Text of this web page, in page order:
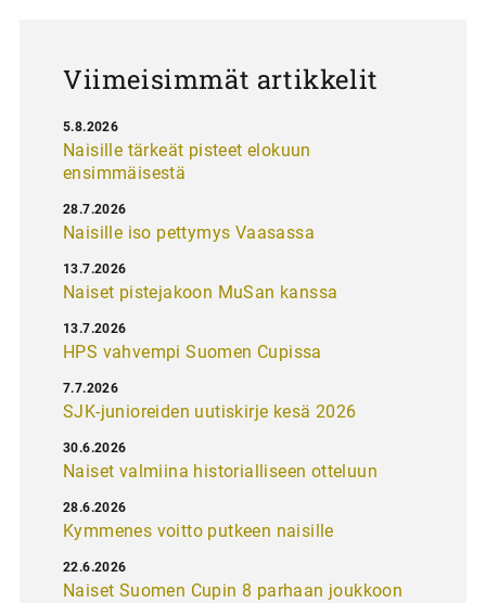
Viimeisimmät artikkelit
Naisille tärkeät pisteet elokuun
ensimmäisestä
5.8.2026
Naisille iso pettymys Vaasassa
28.7.2026
Naiset pistejakoon MuSan kanssa
13.7.2026
HPS vahvempi Suomen Cupissa
13.7.2026
SJK-junioreiden uutiskirje kesä 2026
7.7.2026
Naiset valmiina historialliseen otteluun
30.6.2026
Kymmenes voitto putkeen naisille
28.6.2026
Naiset Suomen Cupin 8 parhaan joukkoon
22.6.2026